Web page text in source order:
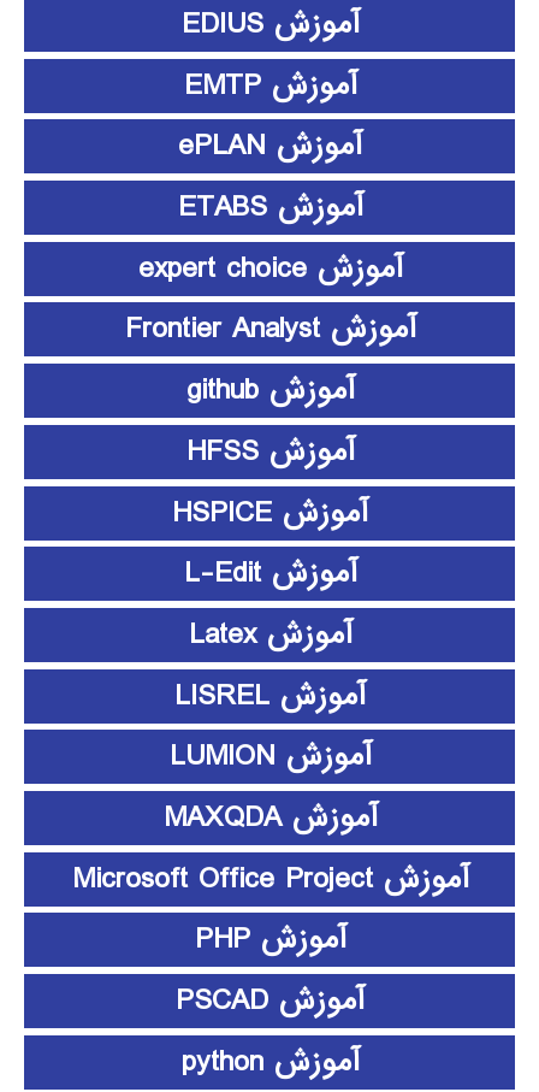
آموزش EDIUS
آموزش EMTP
آموزش ePLAN
آموزش ETABS
آموزش expert choice
آموزش Frontier Analyst
آموزش github
آموزش HFSS
آموزش HSPICE
آموزش L-Edit
آموزش Latex
آموزش LISREL
آموزش LUMION
آموزش MAXQDA
آموزش Microsoft Office Project
آموزش PHP
آموزش PSCAD
آموزش python